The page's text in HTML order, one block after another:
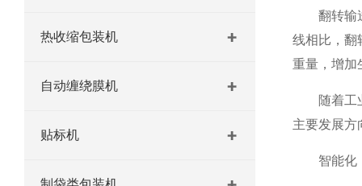
翻转输送
线相比，翻
重量，增加
随着工业
主要发展方
智能化：
热收缩包装机
自动缠绕膜机
贴标机